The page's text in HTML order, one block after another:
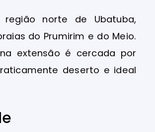
norte de Ubatuba,
do Prumirim e do Meio.
extensão é cercada por
deserto e ideal